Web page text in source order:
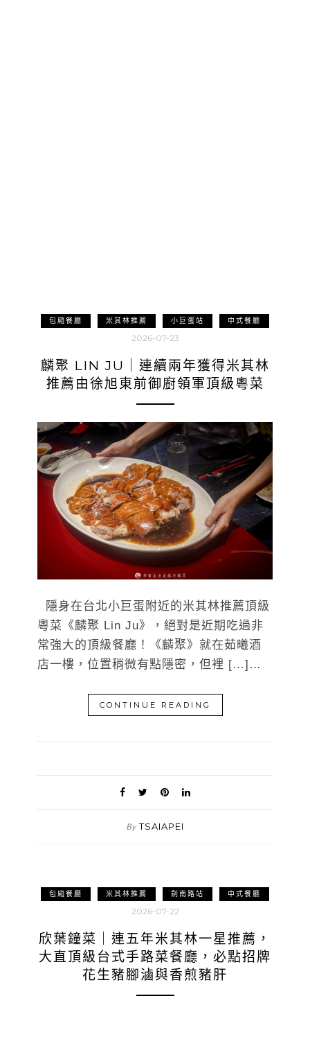
包廂餐廳 米其林推薦 小巨蛋站 中式餐廳
2026-07-23
麟聚 LIN JU｜連續兩年獲得米其林
推薦由徐旭東前御廚領軍頂級粵菜
隱身在台北小巨蛋附近的米其林推薦頂級
粵菜《麟聚 Lin Ju》，絕對是近期吃過非
常強大的頂級餐廳！《麟聚》就在茹曦酒
店一樓，位置稍微有點隱密，但裡 […]…
CONTINUE READING
By TSAIAPEI
包廂餐廳 米其林推薦 劍南路站 中式餐廳
2026-07-22
欣葉鐘菜｜連五年米其林一星推薦，
大直頂級台式手路菜餐廳，必點招牌
花生豬腳滷與香煎豬肝